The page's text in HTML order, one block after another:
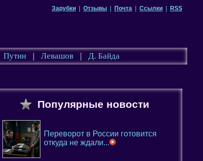
Зарубки Отзывы Почта Ссылки RSS
Путин | Левашов | Д. Байда
Популярные новости
Переворот в России готовится
откуда не ждали...